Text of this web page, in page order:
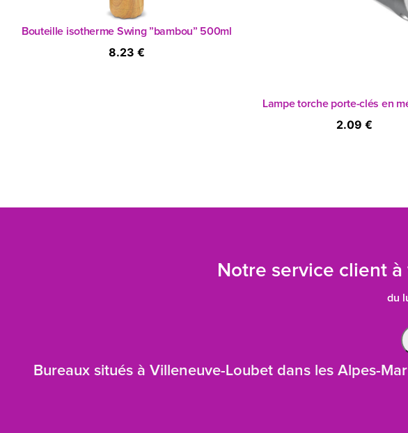
Bouteille isotherme Swing ”bambou” 500ml
8.23 €
Lampe torche porte-clés en
2.09 €
Notre service client
du
Bureaux situés à Villeneuve-Loubet dans les Alpes-